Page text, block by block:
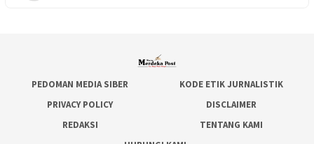
PEDOMAN MEDIA SIBER
KODE ETIK JURNALISTIK
PRIVACY POLICY
DISCLAIMER
REDAKSI
TENTANG KAMI